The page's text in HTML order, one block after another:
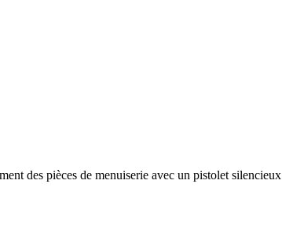
des pièces de menuiserie avec un pistolet silencieux